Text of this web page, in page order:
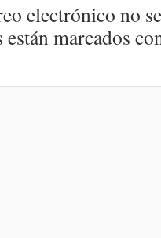
electrónico no
marcados